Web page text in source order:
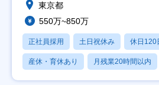
東京都
550万~850万
正社員採用 土日祝休み 休日120
産休・育休あり 月残業20時間以内